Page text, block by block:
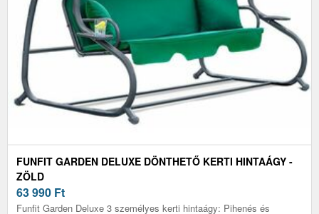
FUNFIT GARDEN DELUXE DÖNTHETŐ KERTI HINTAÁGY -
ZÖLD
63 990 Ft
Funfit Garden Deluxe 3 személyes kerti hintaágy: Pihenés és